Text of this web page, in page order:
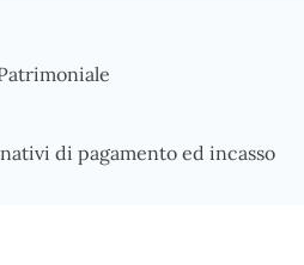
di pagamento ed incasso